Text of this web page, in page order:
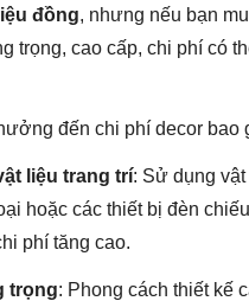
đồng, nhưng nếu bạn
trọng, cao cấp, chi phí có
đến chi phí decor bao
liệu trang trí: Sử dụng
hoặc các thiết bị đèn
phí tăng cao.
trọng: Phong cách thiết kế